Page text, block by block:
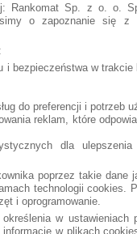
Rankomat Sp. z o. o.
o zapoznanie się z
i bezpieczeństwa w
do preferencji i potrzeb
reklam, które
dla
poprzez takie dane
technologii cookies.
i oprogramowanie.
w ustawieniach
w plikach